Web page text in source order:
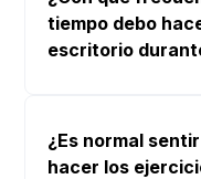
tiempo debo
escritorio
¿Es normal
hacer los